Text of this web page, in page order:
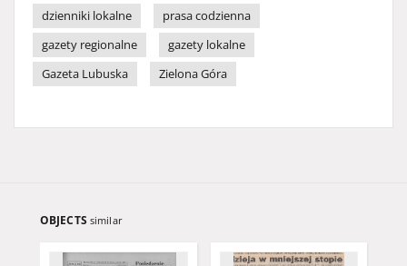
dzienniki lokalne
prasa codzienna
gazety regionalne
gazety lokalne
Gazeta Lubuska
Zielona Góra
OBJECTS similar